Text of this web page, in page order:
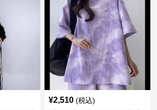
¥2,510 (税込)